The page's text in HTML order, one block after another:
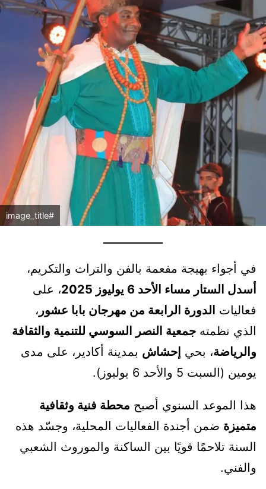
#image_title
في أجواء بهيجة مفعمة بالفن والتراث والتكريم،
أسدل الستار مساء الأحد 6 يوليوز 2025
، على
فعاليات الدورة الرابعة من مهرجان بابا عشور ،
الذي نظمته جمعية النصر السوسي للتنمية والثقافة
والرياضة، بحي إحشاش بمدينة أكادير، على مدى
يومين (السبت 5 والأحد 6 يوليوز).
هذا الموعد السنوي أصبح محطة فنية وثقافية
متميزة ضمن أجندة الفعاليات المحلية، وجسّد هذه
السنة تلاحمًا قويًا بين الساكنة والموروث الشعبي
والفني.